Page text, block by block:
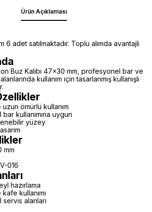
Ürün Açıklaması
6 adet satılmaktadır. Toplu alımda avantajlı
Buz Kalıbı 47x30 mm, profesyonel bar ve
kullanım için tasarlanmış kullanışlı
uzun ömürlü kullanım
kullanımına uygun
yüzey
mm
016
hazırlama
kullanımı
alanları